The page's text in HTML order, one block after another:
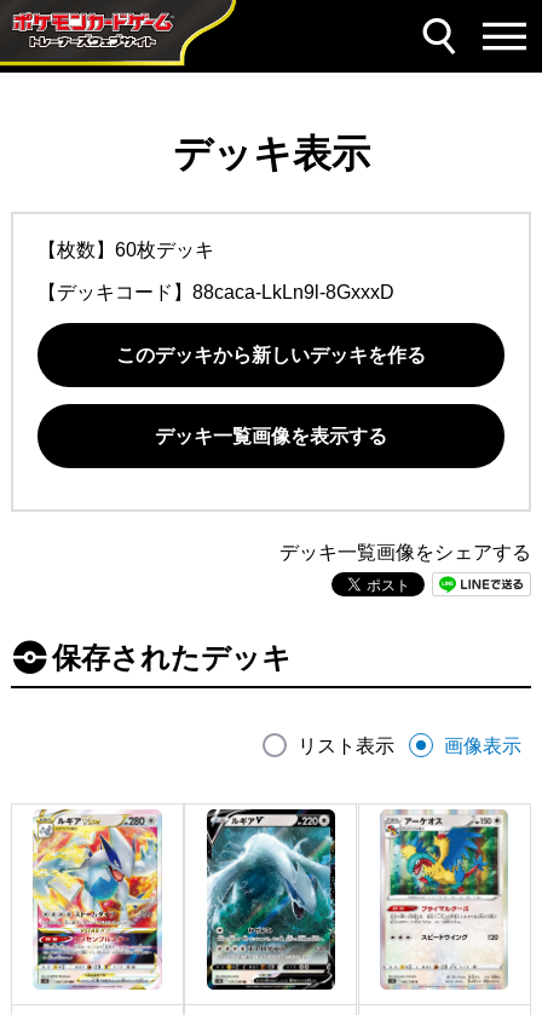
デッキ表示
【枚数】60枚デッキ
【デッキコード】 88caca-LkLn9l-8GxxxD
このデッキから新しいデッキを作る
デッキ一覧画像を表示する
デッキ一覧画像をシェアする
保存されたデッキ
リスト表示 画像表示